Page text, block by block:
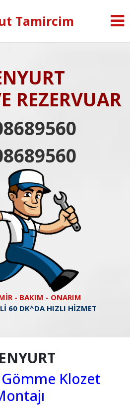
Tamircim
REZERVUAR
- BAKIM - ONARIM
60 DK^DA HIZLI HİZMET
Klozet